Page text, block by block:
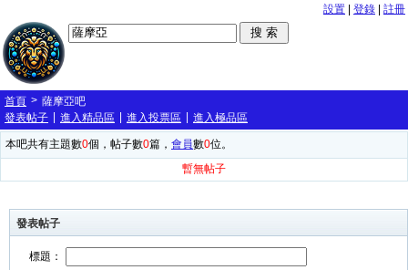
設置 登錄 註冊
首頁 > 薩摩亞吧
發表帖子
進入精品區 進入投票區 進入極品區
本吧共有主題數0個，帖子數0篇， 會員數0位。
暫無帖子
發表帖子
標題：